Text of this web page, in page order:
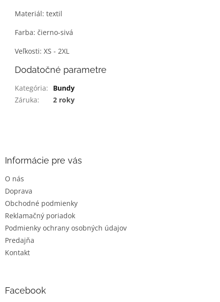
‎Materiál: textil‎
‎Farba: čierno-sivá
‎Veľkosti: XS - 2XL‎
Dodatočné parametre
Kategória:
Bundy
Záruka: 2 roky
Informácie pre vás
O nás
Doprava
Obchodné podmienky
Reklamačný poriadok
Podmienky ochrany osobných údajov
Predajňa
Kontakt
Facebook